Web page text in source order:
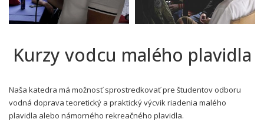
Kurzy vodcu malého plavidla
Naša katedra má možnosť sprostredkovať pre študentov odboru
vodná doprava teoretický a praktický výcvik riadenia malého
plavidla alebo námorného rekreačného plavidla.